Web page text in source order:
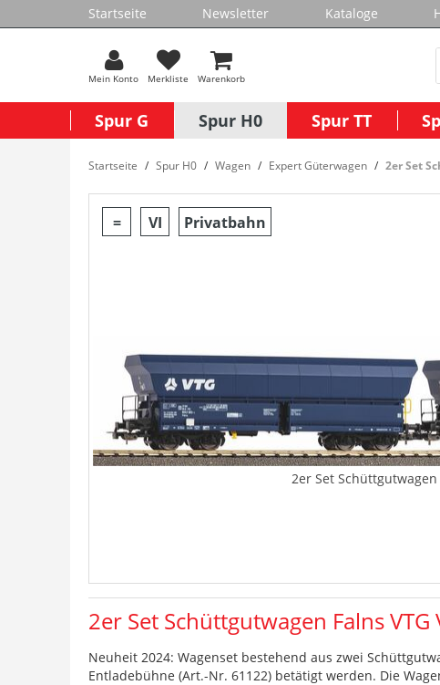
Startseite Newsletter Kataloge
Mein Konto Merkliste Warenkorb
Spur G Spur H0 Spur TT
Startseite Spur H0 Wagen Expert Güterwagen 2er Set
= VI Privatbahn
2er Set Schüttgutwagen
2er Set Schüttgutwagen Falns VTG
Neuheit 2024: Wagenset bestehend aus zwei
Entladebühne (Art.-Nr. 61122) betätigt werden. Die